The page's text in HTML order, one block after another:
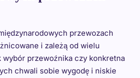
przewozach
i zależą od wielu
wybór przewoźnika czy konkretna
chwali sobie wygodę i niskie